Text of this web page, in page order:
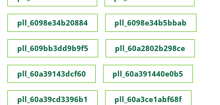
pll_6098e34b20884 pll_6098e34b5bbab
pll_609bb3dd9b9f5 pll_60a2802b298ce
pll_60a39143dcf60 pll_60a391440e0b5
pll_60a39cd3396b1 pll_60a3ce1abf68f